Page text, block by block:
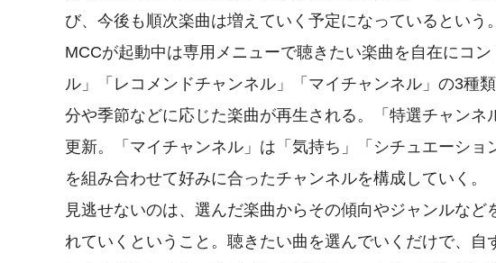
び、今後も順次楽曲は増えていく予定になっているという。
MCCが起動中は専用メニューで聴きたい楽曲を自在にコ
ル」「レコメンドチャンネル」「マイチャンネル」の3種
分や季節などに応じた楽曲が再生される。「特選チャン
更新。「マイチャンネル」は「気持ち」「シチュエーシ
を組み合わせて好みに合ったチャンネルを構成していく。
見逃せないのは、選んだ楽曲からその傾向やジャンルな
れていくということ。聴きたい曲を選んでいくだけで、